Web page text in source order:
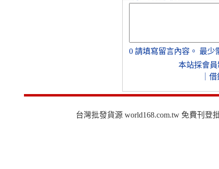
0 請填寫留言內容。 最少
本站採會員
借
台灣批發貨源 world168.com.tw 免費刊登